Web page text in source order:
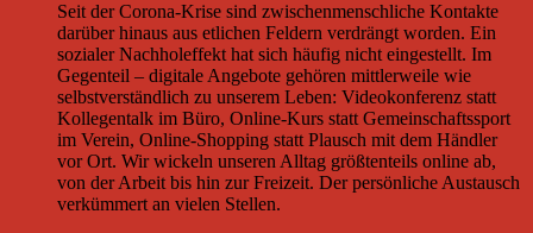
Seit der Corona-Krise sind zwischenmenschliche Kontakte
darüber hinaus aus etlichen Feldern verdrängt worden. Ein
sozialer Nachholeffekt hat sich häufig nicht eingestellt. Im
Gegenteil – digitale Angebote gehören mittlerweile wie
selbstverständlich zu unserem Leben: Videokonferenz statt
Kollegentalk im Büro, Online-Kurs statt Gemeinschaftssport
im Verein, Online-Shopping statt Plausch mit dem Händler
vor Ort. Wir wickeln unseren Alltag größtenteils online ab,
von der Arbeit bis hin zur Freizeit. Der persönliche Austausch
verkümmert an vielen Stellen.